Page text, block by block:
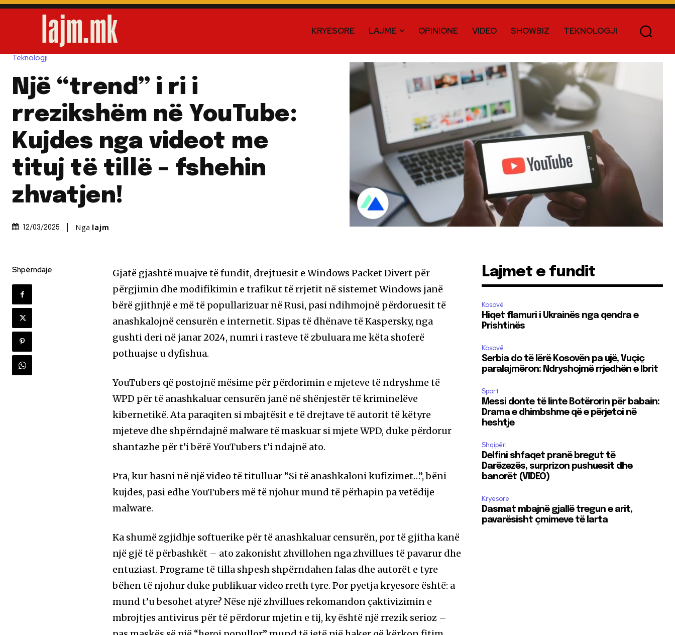
KRYESORE LAJME OPINIONE VIDEO SHOWBIZ TEKNOLOGJI
Teknologji
Një “trend” i ri i
rrezikshëm në YouTube:
Kujdes nga videot me
tituj të tillë – fshehin
zhvatjen!
12/03/2025 Nga lajm
Shpërndaje
Gjatë gjashtë muajve të fundit, drejtuesit e Windows Packet Divert për
përgjimin dhe modifikimin e trafikut të rrjetit në sistemet Windows janë
bërë gjithnjë e më të popullarizuar në Rusi, pasi ndihmojnë përdoruesit të
anashkalojnë censurën e internetit. Sipas të dhënave të Kaspersky, nga
gushti deri në janar 2024, numri i rasteve të zbuluara me këta shoferë
pothuajse u dyfishua.
YouTubers që postojnë mësime për përdorimin e mjeteve të ndryshme të
WPD për të anashkaluar censurën janë në shënjestër të kriminelëve
kibernetikë. Ata paraqiten si mbajtësit e të drejtave të autorit të këtyre
mjeteve dhe shpërndajnë malware të maskuar si mjete WPD, duke përdorur
shantazhe për t’i bërë YouTubers t’i ndajnë ato.
Pra, kur hasni në një video të titulluar “Si të anashkaloni kufizimet…”, bëni
kujdes, pasi edhe YouTubers më të njohur mund të përhapin pa vetëdije
malware.
Ka shumë zgjidhje softuerike për të anashkaluar censurën, por të gjitha kanë
një gjë të përbashkët – ato zakonisht zhvillohen nga zhvillues të pavarur dhe
entuziast. Programe të tilla shpesh shpërndahen falas dhe autorët e tyre
bëhen të njohur duke publikuar video rreth tyre. Por pyetja kryesore është: a
mund t’u besohet atyre? Nëse një zhvillues rekomandon çaktivizimin e
mbrojtjes antivirus për të përdorur mjetin e tij, ky është një rrezik serioz –
Lajmet e fundit
Kosovë
Hiqet flamuri i Ukrainës nga qendra e
Prishtinës
Kosovë
Serbia do të lërë Kosovën pa ujë, Vuçiç
paralajmëron: Ndryshojmë rrjedhën e Ibrit
Sport
Messi donte të linte Botërorin për babain:
Drama e dhimbshme që e përjetoi në
heshtje
Shqipëri
Delfini shfaqet pranë bregut të
Darëzezës, surprizon pushuesit dhe
banorët (VIDEO)
Kryesore
Dasmat mbajnë gjallë tregun e arit,
pavarësisht çmimeve të larta